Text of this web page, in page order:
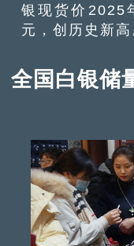
银现货价2025
元，创历史新高
全国白银储